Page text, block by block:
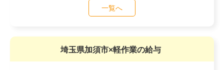
一覧へ
埼玉県加須市×軽作業の給与